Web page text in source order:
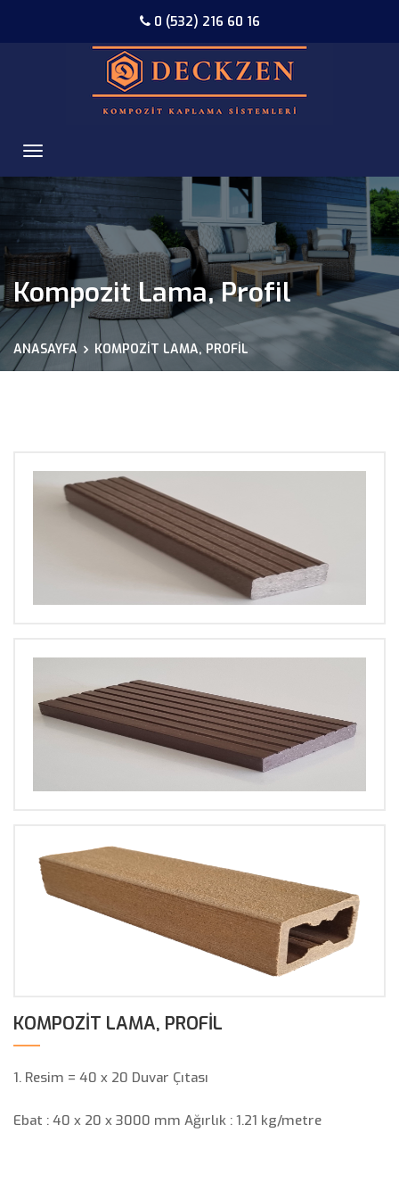
0 (532) 216 60 16
Kompozit Lama, Profil
ANASAYFA KOMPOZIT LAMA, PROFIL
BÜYÜT
BÜYÜT
KOMPOZIT LAMA, PROFIL
1. Resim = 40 x 20 Duvar Çıtası
Ebat : 40 x 20 x 3000 mm Ağırlık : 1.21 kg/metre